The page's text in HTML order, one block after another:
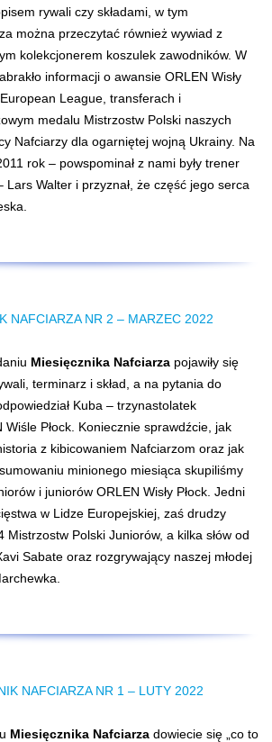
rywali czy składami, w tym
można przeczytać również wywiad z
kolekcjonerem koszulek zawodników. W
informacji o awansie ORLEN Wisły
League, transferach i
medalu Mistrzostw Polski naszych
Nafciarzy dla ogarniętej wojną Ukrainy. Na
rok – powspominał z nami były trener
Lars Walter i przyznał, że część jego serca
NAFCIARZA NR 2 – MARZEC 2022
Miesięcznika Nafciarza pojawiły się
terminarz i skład, a na pytania do
Kuba – trzynastolatek
Płock. Koniecznie sprawdźcie, jak
z kibicowaniem Nafciarzom oraz jak
minionego miesiąca skupiliśmy
i juniorów ORLEN Wisły Płock. Jedni
w Lidze Europejskiej, zaś drudzy
Mistrzostw Polski Juniorów, a kilka słów od
Sabate oraz rozgrywający naszej młodej
NAFCIARZA NR 1 – LUTY 2022
Miesięcznika Nafciarza dowiecie się „co to